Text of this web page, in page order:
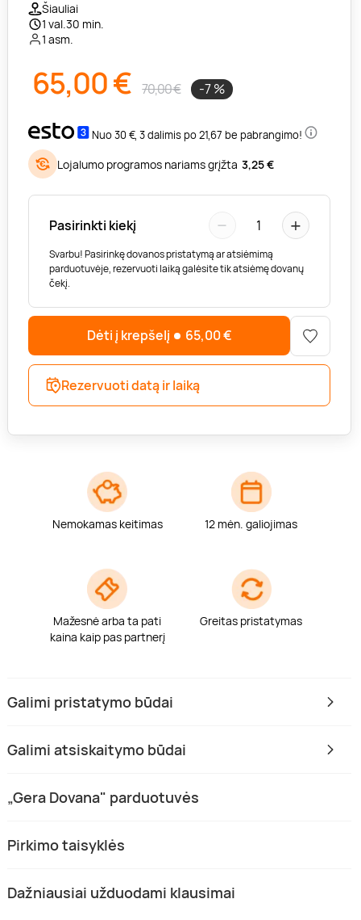
Šiauliai
1 val.30 min.
1 asm.
65,00€ 70,00 € -7 %
Nuo 30 €, 3 dalimis po 21,67 be pabrangimo!
Lojalumo programos nariams grįžta 3,25 €
Pasirinkti kiekį − 1 +
Svarbu! Pasirinkę dovanos pristatymą ar atsiėmimą
parduotuvėje, rezervuoti laiką galėsite tik atsiėmę dovanų
čekį.
Dėti į krepšelį 65,00€
Rezervuoti datą ir laiką
Nemokamas keitimas 12 mėn. galiojimas
Mažesnė arba ta pati
kaina kaip pas partnerį
Greitas pristatymas
Galimi pristatymo būdai
Galimi atsiskaitymo būdai
„Gera Dovana" parduotuvės
Pirkimo taisyklės
Dažniausiai užduodami klausimai